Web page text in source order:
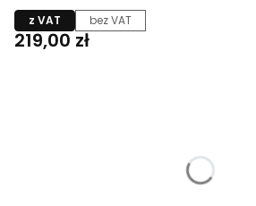
z VAT bez VAT
Cena
219,00 zł